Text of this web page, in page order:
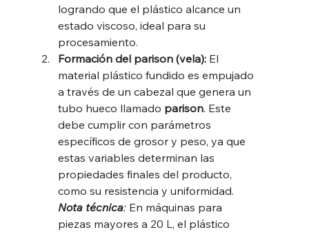
logrando que el plástico alcance un
estado viscoso, ideal para su
procesamiento.
Formación del parison (vela): El
material plástico fundido es empujado
a través de un cabezal que genera un
tubo hueco llamado parison. Este
debe cumplir con parámetros
específicos de grosor y peso, ya que
estas variables determinan las
propiedades finales del producto,
como su resistencia y uniformidad.
Nota técnica: En máquinas para
piezas mayores a 20 L, el plástico